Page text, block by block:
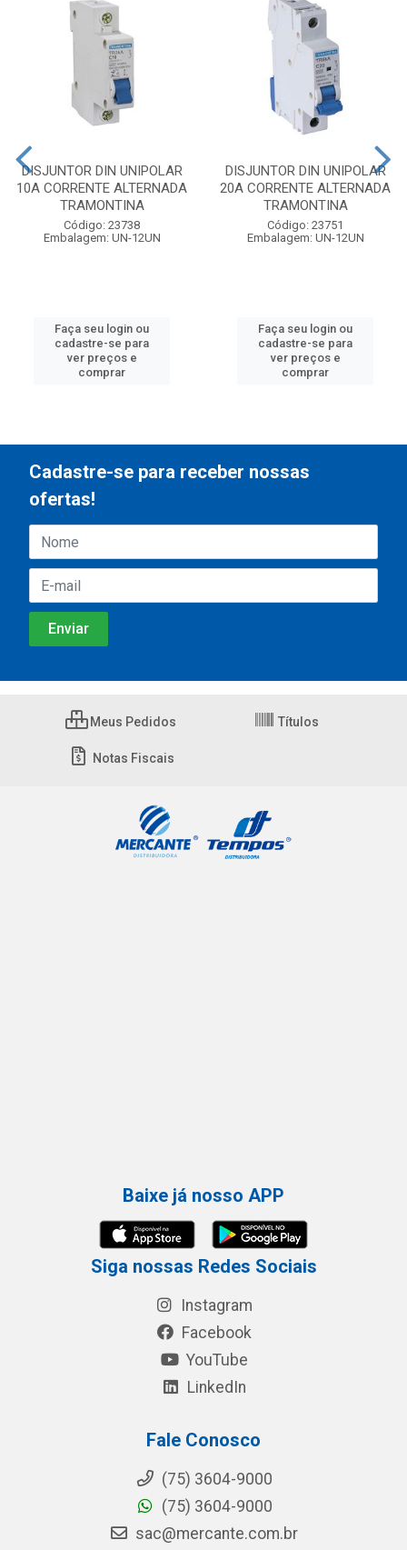
DISJUNTOR DIN UNIPOLAR
10A CORRENTE ALTERNADA
TRAMONTINA
Código: 23738
Embalagem: UN-12UN
Faça seu login ou
cadastre-se para
ver preços e
comprar
DISJUNTOR DIN UNIPOLAR
20A CORRENTE ALTERNADA
TRAMONTINA
Código: 23751
Embalagem: UN-12UN
Faça seu login ou
cadastre-se para
ver preços e
comprar
Cadastre-se para receber nossas
ofertas!
Meus Pedidos Títulos
Notas Fiscais
Baixe já nosso APP
Siga nossas Redes Sociais
Instagram
Facebook
YouTube
LinkedIn
Fale Conosco
(75) 3604-9000
(75) 3604-9000
sac@mercante.com.br